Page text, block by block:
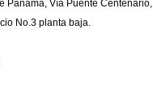
Panamá, Vía Puente Centenario,
No.3 planta baja.